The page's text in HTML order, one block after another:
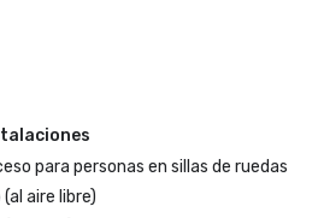
para personas en sillas de ruedas
(al aire libre)